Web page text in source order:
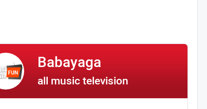
Babayaga
all music television